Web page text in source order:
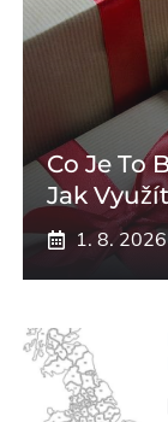
Co Je To
Jak
1. 8. 2026